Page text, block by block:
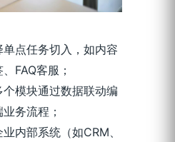
单点任务切入，如内容
FAQ客服；
个模块通过数据联动编
务流程；
业内部系统（如CRM、